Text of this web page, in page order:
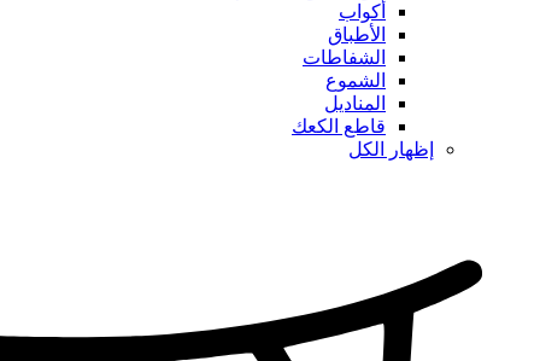
أكواب
الأطباق
الشفاطات
الشموع
المناديل
قاطع الكعك
إظهار الكل